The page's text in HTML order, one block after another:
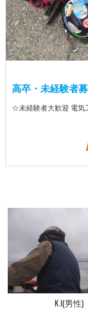
高卒・未経験者
K.I(男性)